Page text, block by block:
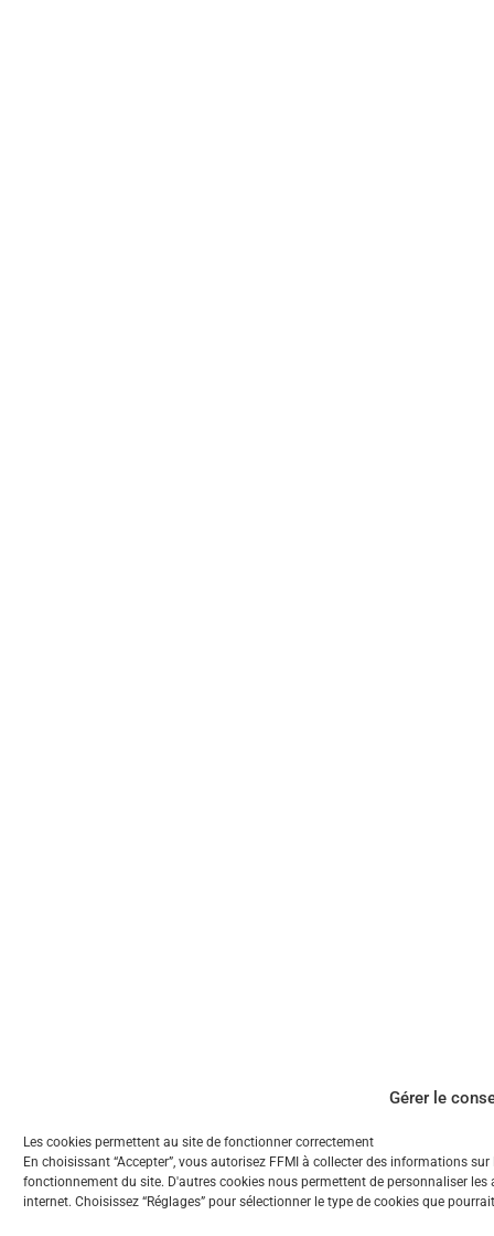
Gérer le
Les cookies permettent au site de fonctionner correctement
En choisissant “Accepter”, vous autorisez FFMI à collecter des informations
fonctionnement du site. D'autres cookies nous permettent de personnaliser
internet. Choisissez “Réglages” pour sélectionner le type de cookies que